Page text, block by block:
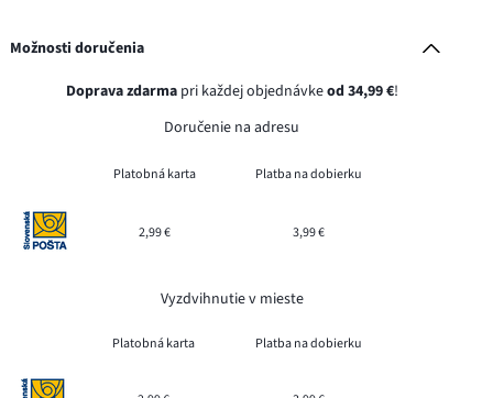
Možnosti doručenia
Doprava zdarmapri každej objednávkeod 34,99 €!
Doručenie na adresu
Platobná karta Platba na dobierku
2,99 € 3,99 €
Vyzdvihnutie v mieste
Platobná karta Platba na dobierku